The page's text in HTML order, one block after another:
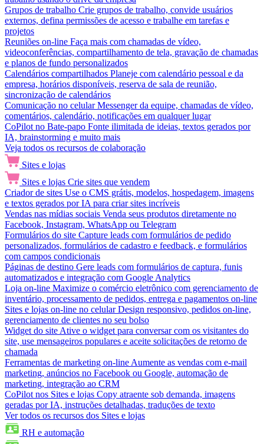
Grupos de trabalho Crie grupos de trabalho, convide usuários
externos, defina permissões de acesso e trabalhe em tarefas e
projetos
Reuniões on-line Faça mais com chamadas de vídeo,
videoconferências, compartilhamento de tela, gravação de chamadas
e planos de fundo personalizados
Calendários compartilhados Planeje com calendário pessoal e da
empresa, horários disponíveis, reserva de sala de reunião,
sincronização de calendários
Comunicação no celular Messenger da equipe, chamadas de vídeo,
comentários, calendário, notificações em qualquer lugar
CoPilot no Bate-papo Fonte ilimitada de ideias, textos gerados por
IA, brainstorming e muito mais
Veja todos os recursos de colaboração
Sites e lojas
Sites e lojas Crie sites que vendem
Criador de sites Use o CMS grátis, modelos, hospedagem, imagens
e textos gerados por IA para criar sites incríveis
Vendas nas mídias sociais Venda seus produtos diretamente no
Facebook, Instagram, WhatsApp ou Telegram
Formulários do site Capture leads com formulários de pedido
personalizados, formulários de cadastro e feedback, e formulários
com campos condicionais
Páginas de destino Gere leads com formulários de captura, funis
automatizados e integração com Google Analytics
Loja on-line Maximize o comércio eletrônico com gerenciamento de
inventário, processamento de pedidos, entrega e pagamentos on-line
Sites e lojas on-line no celular Design responsivo, pedidos on-line,
gerenciamento de clientes no seu bolso
Widget do site Ative o widget para conversar com os visitantes do
site, use mensageiros populares e aceite solicitações de retorno de
chamada
Ferramentas de marketing on-line Aumente as vendas com e-mail
marketing, anúncios no Facebook ou Google, automação de
marketing, integração ao CRM
CoPilot nos Sites e lojas Copy atraente sob demanda, imagens
geradas por IA, instruções detalhadas, traduções de texto
Ver todos os recursos dos Sites e lojas
RH e automação